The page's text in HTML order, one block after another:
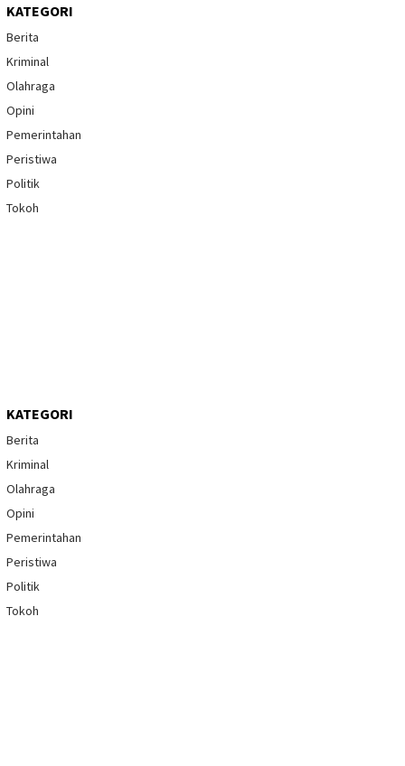
KATEGORI
Berita
Kriminal
Olahraga
Opini
Pemerintahan
Peristiwa
Politik
Tokoh
KATEGORI
Berita
Kriminal
Olahraga
Opini
Pemerintahan
Peristiwa
Politik
Tokoh